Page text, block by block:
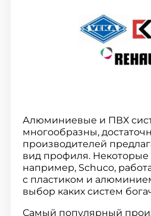
Алюминиевые и ПВХ
многообразны,
производителей
вид профиля.
например, Schuco,
с пластиком и
выбор каких систем
Самый популярный